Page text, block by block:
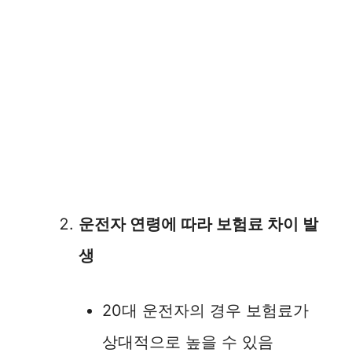
운전자 연령에 따라 보험료 차이 발
생
20대 운전자의 경우 보험료가
상대적으로 높을 수 있음